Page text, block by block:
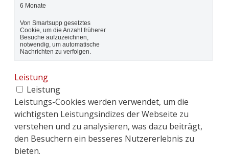
6 Monate
Von Smartsupp gesetztes
Cookie, um die Anzahl früherer
Besuche aufzuzeichnen,
notwendig, um automatische
Nachrichten zu verfolgen.
Leistung
Leistung
Leistungs-Cookies werden verwendet, um die
wichtigsten Leistungsindizes der Webseite zu
verstehen und zu analysieren, was dazu beiträgt,
den Besuchern ein besseres Nutzererlebnis zu
bieten.